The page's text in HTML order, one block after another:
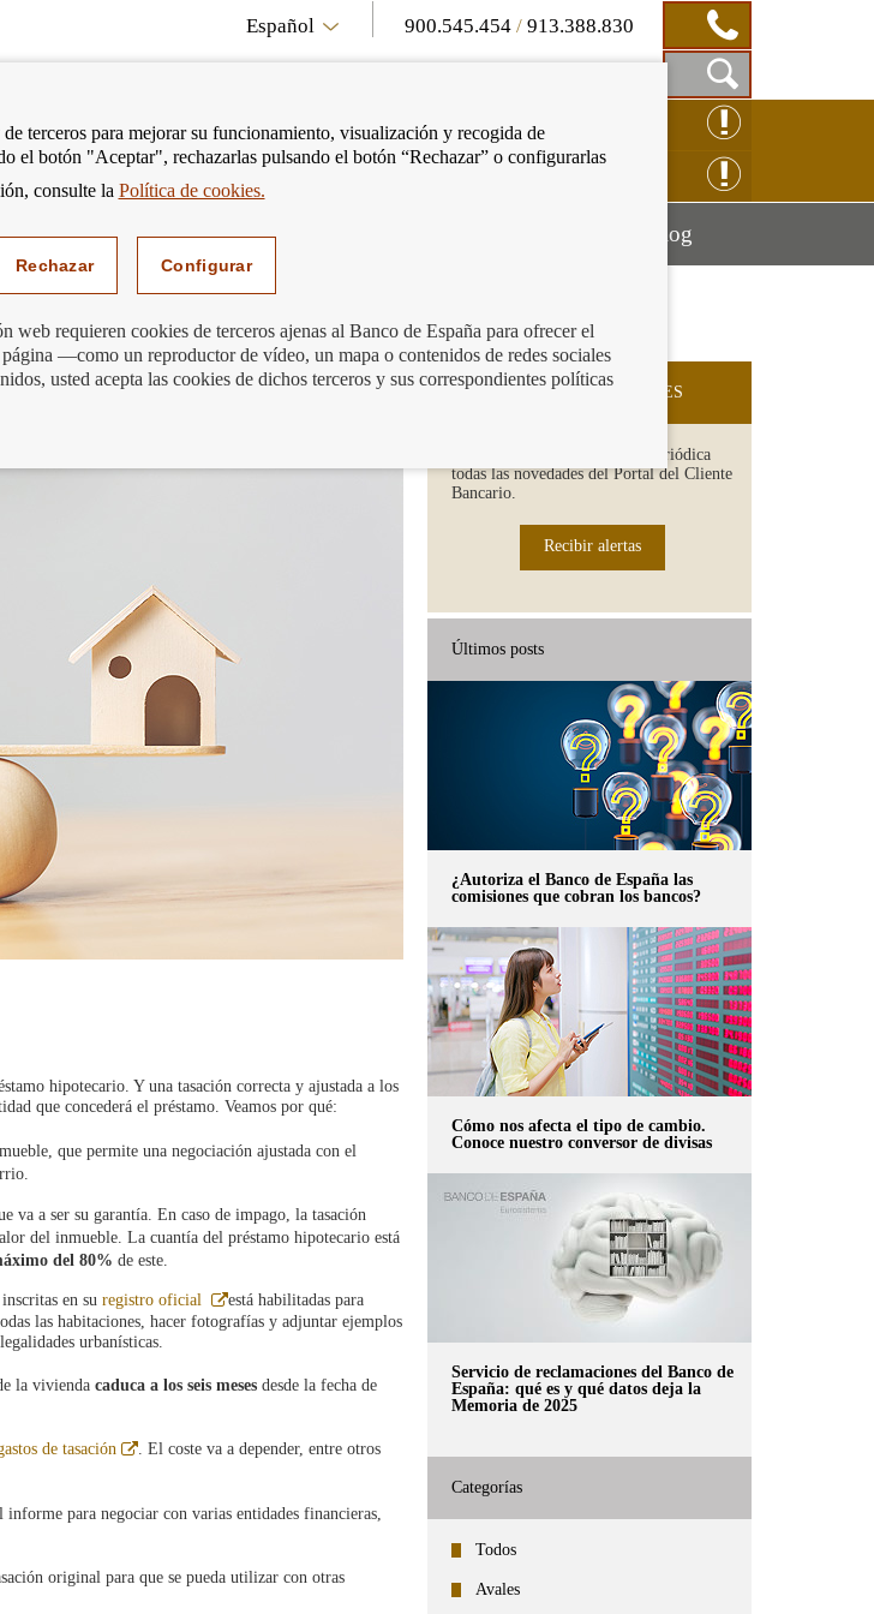
Español 900.545.454 /913.388.830
Mostrar
Caja
de
Búsqueda
RECLAMACIÓN ONLINE
ayudarte Mostrar
menú
BlogMostrar
hipotecario. Y una tasación correcta y ajustada a los
que concederá el préstamo. Veamos por qué:
que permite una negociación ajustada con el
va a ser su garantía. En caso de impago, la tasación
del inmueble. La cuantía del préstamo hipotecario está
del 80% de este.
en su registro oficial
Abre
en
ventana
está habilitadas para
las habitaciones, hacer fotografías y adjuntar ejemplos
urbanísticas.
la vivienda caduca a los seis meses desde la fecha de
de tasación
Abre
. El coste va a depender, entre otros
para negociar con varias entidades financieras,
original para que se pueda utilizar con otras
SUSCRIPCIÓN A NOVEDADES
Recibe en tu email de forma periódica
todas las novedades del Portal del Cliente
Bancario.
Recibir alertas
Últimos posts
¿Autoriza el Banco de España las
comisiones que cobran los bancos?
Cómo nos afecta el tipo de cambio.
Conoce nuestro conversor de divisas
Servicio de reclamaciones del Banco de
España: qué es y qué datos deja la
Memoria de 2025
Categorías
Todos
Avales
terceros para mejorar su funcionamiento, visualización y recogida de
el botón "Aceptar", rechazarlas pulsando el botón “Rechazar” o configurarlas
consulte la Política de cookies.
Rechazar Configurar
web requieren cookies de terceros ajenas al Banco de España para ofrecer el
—como un reproductor de vídeo, un mapa o contenidos de redes sociales
usted acepta las cookies de dichos terceros y sus correspondientes políticas